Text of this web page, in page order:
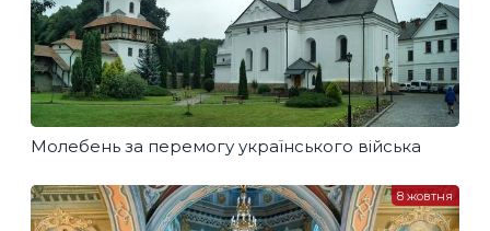
Молебень за перемогу українського війська
8 жовтня